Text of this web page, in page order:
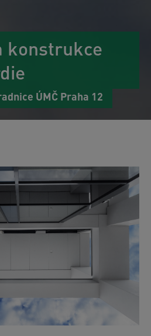
konstrukce
ÚMČ Praha 12